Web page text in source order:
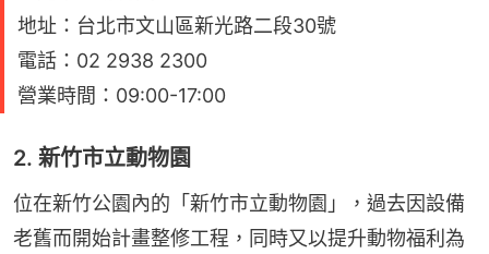
地址：台北市文山區新光路二段30號
電話：02 2938 2300
營業時間：09:00-17:00
2. 新竹市立動物園
位在新竹公園內的「新竹市立動物園」，過去因設備
老舊而開始計畫整修工程，同時又以提升動物福利為